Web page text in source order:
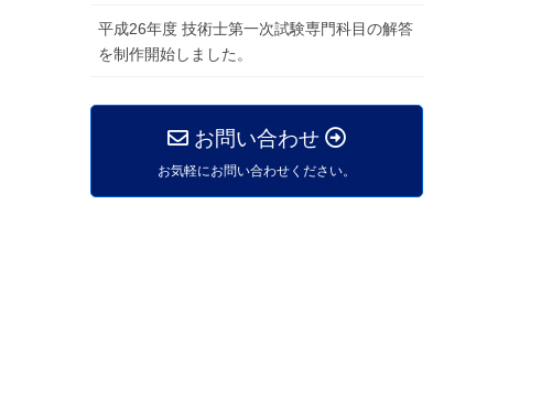
平成26年度 技術士第一次試験専門科目の解答
を制作開始しました。
お問い合わせ
お気軽にお問い合わせください。